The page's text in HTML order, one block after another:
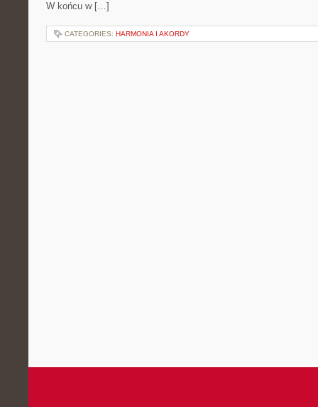
W końcu w […]
CATEGORIES: HARMONIA I AKORDY